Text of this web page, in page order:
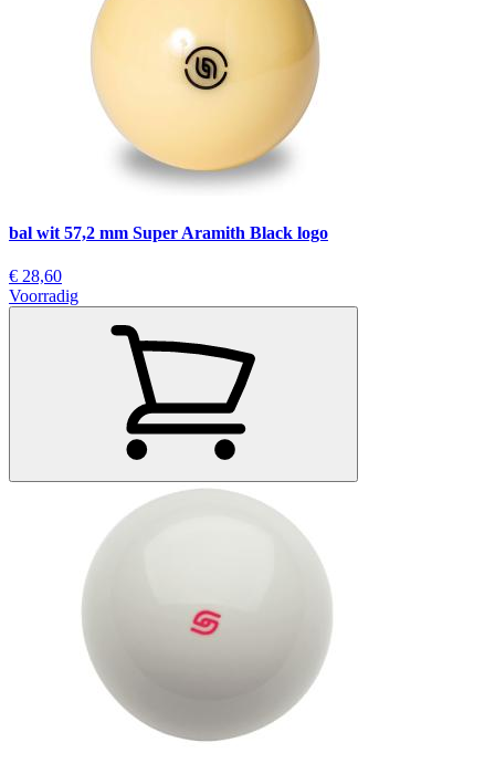
bal wit 57,2 mm Super Aramith Black logo
€ 28,60
Voorradig